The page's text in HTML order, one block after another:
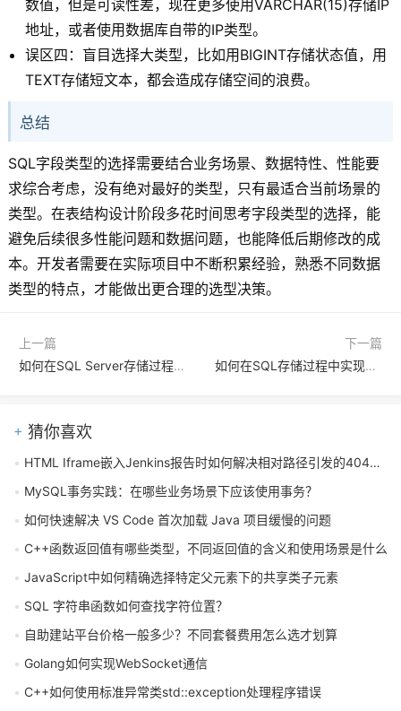
数值，但是可读性差，现在更多使用VARCHAR(15)存储IP
地址，或者使用数据库自带的IP类型。
误区四：盲目选择大类型，比如用BIGINT存储状态值，用
TEXT存储短文本，都会造成存储空间的浪费。
总结
SQL字段类型的选择需要结合业务场景、数据特性、性能要
求综合考虑，没有绝对最好的类型，只有最适合当前场景的
类型。在表结构设计阶段多花时间思考字段类型的选择，能
避免后续很多性能问题和数据问题，也能降低后期修改的成
本。开发者需要在实际项目中不断积累经验，熟悉不同数据
类型的特点，才能做出更合理的选型决策。
上一篇
如何在SQL Server存储过程中输出打印调试信息 使用PRINT或RAISERROR
下一篇
如何在SQL存储过程中实现类似Java的异常堆栈跟踪？利用THROW语句与FORMATMESSAGE
猜你喜欢
HTML Iframe嵌入Jenkins报告时如何解决相对路径引发的404错误
MySQL事务实践：在哪些业务场景下应该使用事务？
如何快速解决 VS Code 首次加载 Java 项目缓慢的问题
C++函数返回值有哪些类型，不同返回值的含义和使用场景是什么
JavaScript中如何精确选择特定父元素下的共享类子元素
SQL 字符串函数如何查找字符位置？
自助建站平台价格一般多少？不同套餐费用怎么选才划算
Golang如何实现WebSocket通信
C++如何使用标准异常类std::exception处理程序错误